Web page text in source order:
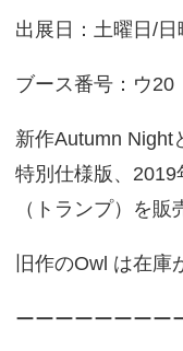
出展日：土曜日/
ブース番号：ウ20
新作Autumn Night
特別仕様版、2019
（トランプ）を販
旧作のOwl は在庫
ーーーーーーーー